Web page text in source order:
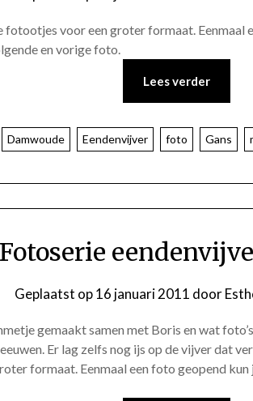
fotootjes voor een groter formaat. Eenmaal
en vorige foto.
Lees verder
Damwoude Eendenvijver foto Gans
Fotoserie
Geplaatst op16 januari 2011 door
gemaakt samen met Boris en wat
Er lag zelfs nog ijs op de vijver dat
formaat. Eenmaal een foto geopend kun